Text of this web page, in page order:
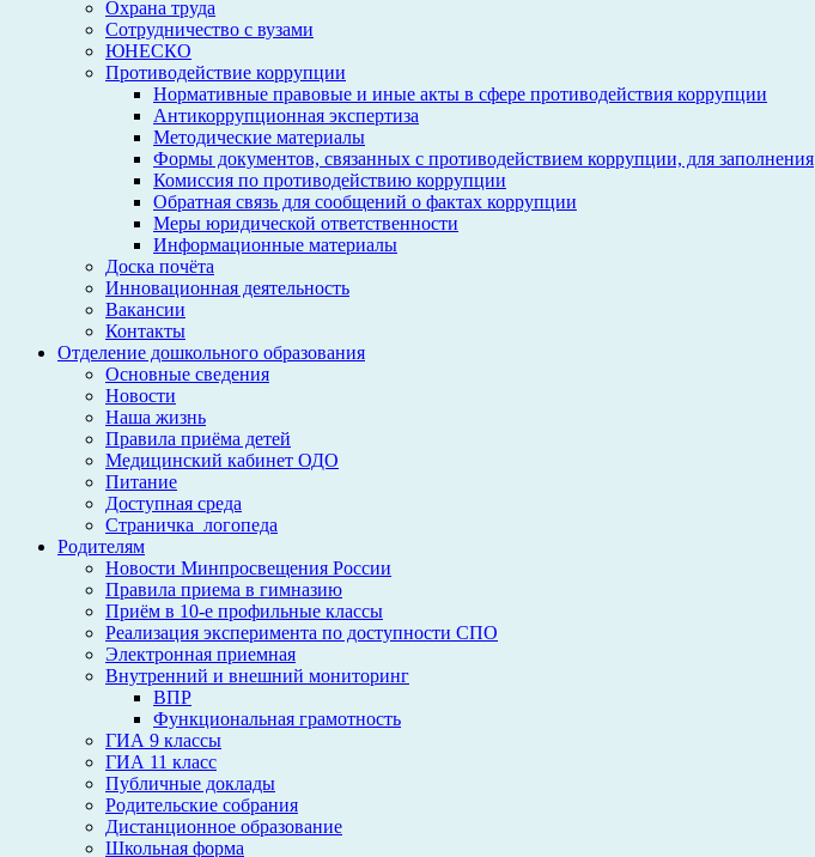
Охрана труда
Сотрудничество с вузами
ЮНЕСКО
Противодействие коррупции
Нормативные правовые и иные акты в сфере противодействия коррупции
Антикоррупционная экспертиза
Методические материалы
Формы документов, связанных с противодействием коррупции, для заполнения
Комиссия по противодействию коррупции
Обратная связь для сообщений о фактах коррупции
Меры юридической ответственности
Информационные материалы
Доска почёта
Инновационная деятельность
Вакансии
Контакты
Отделение дошкольного образования
Основные сведения
Новости
Наша жизнь
Правила приёма детей
Медицинский кабинет ОДО
Питание
Доступная среда
Страничка_логопеда
Родителям
Новости Минпросвещения России
Правила приема в гимназию
Приём в 10-е профильные классы
Реализация эксперимента по доступности СПО
Электронная приемная
Внутренний и внешний мониторинг
ВПР
Функциональная грамотность
ГИА 9 классы
ГИА 11 класс
Публичные доклады
Родительские собрания
Дистанционное образование
Школьная форма